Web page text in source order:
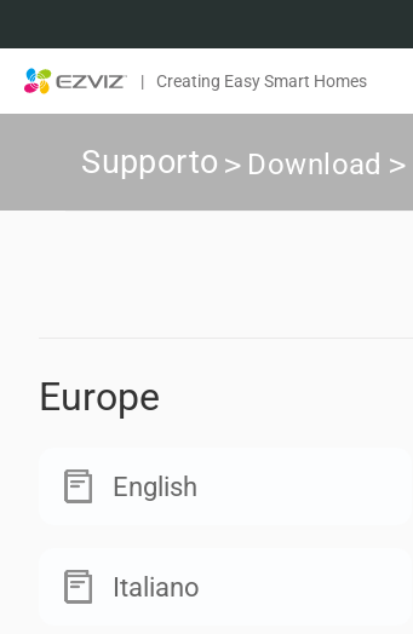
| Creating Easy Smart Homes
Supporto > Download >
Europe
English
Italiano